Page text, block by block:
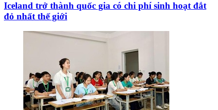
Iceland trở thành quốc gia có chi phí sinh hoạt đắt
đỏ nhất thế giới